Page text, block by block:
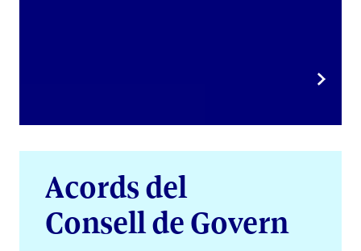
Acords del
Consell de Govern